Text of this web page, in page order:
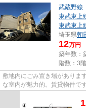
武蔵野線
東武東上
東武東上
埼玉県朝
12万円
築年数：
階数：3
敷地内にごみ置き場がありま
な室内が魅力的。賃貸物件で